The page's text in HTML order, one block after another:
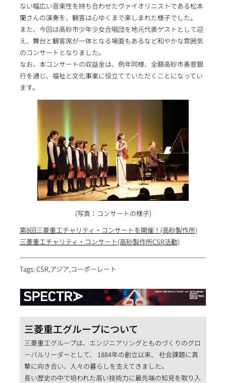
ない幅広い音楽性を持ち合わせたヴァイオリニストである松本
蘭さんの演奏を、観客は心ゆくまで楽しまれた様子でした。
また、今回は高砂市少年少女合唱団を地元代表ゲストとして迎
え、舞台と観客席が一体となる場面もあるなど和やかな雰囲気
のコンサートとなりました。
なお、本コンサートの収益金は、例年同様、全額高砂市善意銀
行を通じ、福祉と文化事業に役立てていただくことになってい
ます。
(写真：コンサートの様子)
第8回三菱重工チャリティ・コンサートを開催！(高砂製作所)
三菱重工チャリティ・コンサート(高砂製作所CSR活動)
Tags: CSR,アジア,コーポーレート
三菱重工グループについて
三菱重工グループは、エンジニアリングとものづくりのグロ
ーバルリーダーとして、 1884年の創立以来、 社会課題に真
摯に向き合い、人々の暮らしを支えてきました。
長い歴史の中で培われた高い技術力に最先端の知見を取り入